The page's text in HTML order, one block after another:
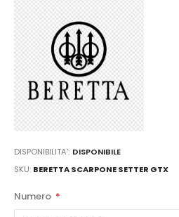
DISPONIBILITA': DISPONIBILE
SKU BERETTA SCARPONE SETTER GTX
Numero